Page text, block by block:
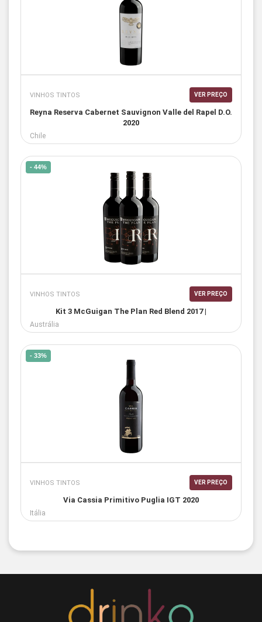
VINHOS TINTOS VER PREÇO
Reyna Reserva Cabernet Sauvignon Valle del Rapel D.O.
2020
Chile
- 44%
VINHOS TINTOS VER PREÇO
Kit 3 McGuigan The Plan Red Blend 2017 |
Austrália
- 33%
VINHOS TINTOS VER PREÇO
Via Cassia Primitivo Puglia IGT 2020
Itália